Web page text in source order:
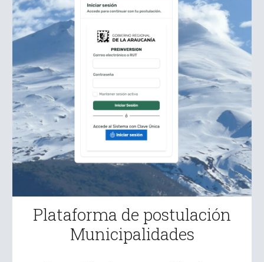
Plataforma de postulación
Municipalidades